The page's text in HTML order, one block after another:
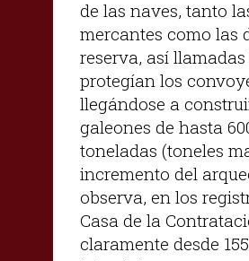
de las naves, tanto
mercantes como las
reserva, así
protegían los
llegándose a
galeones de hasta
toneladas (toneles
incremento del
observa, en los
Casa de la
claramente desde